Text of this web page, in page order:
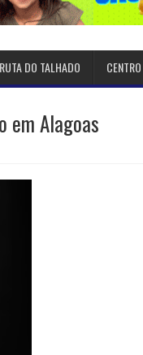
DO TALHADO
em Alagoas